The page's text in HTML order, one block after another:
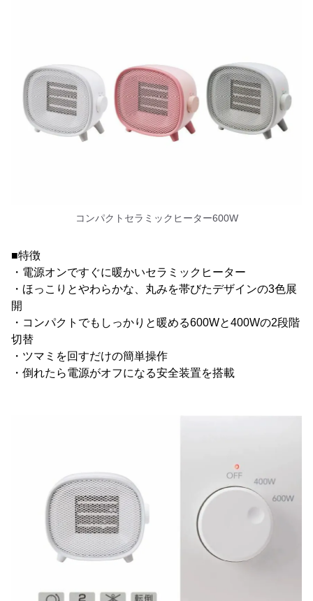
コンパクトセラミックヒーター600W
■特徴
・電源オンですぐに暖かいセラミックヒーター
・ほっこりとやわらかな、丸みを帯びたデザインの3色展
開
・コンパクトでもしっかりと暖める600Wと400Wの2段階
切替
・ツマミを回すだけの簡単操作
・倒れたら電源がオフになる安全装置を搭載